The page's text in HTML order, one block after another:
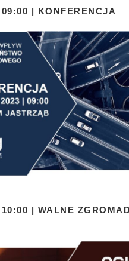
| KONFERENCJA
| WALNE